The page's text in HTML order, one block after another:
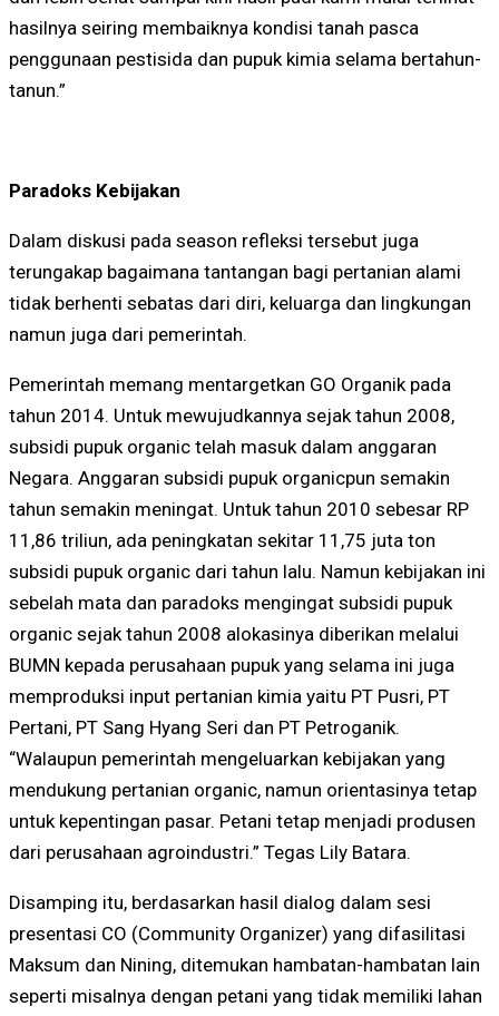
hasilnya seiring membaiknya kondisi tanah pasca
penggunaan pestisida dan pupuk kimia selama bertahun-
tanun.”
Paradoks Kebijakan
Dalam diskusi pada season refleksi tersebut juga
terungakap bagaimana tantangan bagi pertanian alami
tidak berhenti sebatas dari diri, keluarga dan lingkungan
namun juga dari pemerintah.
Pemerintah memang mentargetkan GO Organik pada
tahun 2014. Untuk mewujudkannya sejak tahun 2008,
subsidi pupuk organic telah masuk dalam anggaran
Negara. Anggaran subsidi pupuk organicpun semakin
tahun semakin meningat. Untuk tahun 2010 sebesar RP
11,86 triliun, ada peningkatan sekitar 11,75 juta ton
subsidi pupuk organic dari tahun lalu. Namun kebijakan ini
sebelah mata dan paradoks mengingat subsidi pupuk
organic sejak tahun 2008 alokasinya diberikan melalui
BUMN kepada perusahaan pupuk yang selama ini juga
memproduksi input pertanian kimia yaitu PT Pusri, PT
Pertani, PT Sang Hyang Seri dan PT Petroganik.
“Walaupun pemerintah mengeluarkan kebijakan yang
mendukung pertanian organic, namun orientasinya tetap
untuk kepentingan pasar. Petani tetap menjadi produsen
dari perusahaan agroindustri.” Tegas Lily Batara.
Disamping itu, berdasarkan hasil dialog dalam sesi
presentasi CO (Community Organizer) yang difasilitasi
Maksum dan Nining, ditemukan hambatan-hambatan lain
seperti misalnya dengan petani yang tidak memiliki lahan